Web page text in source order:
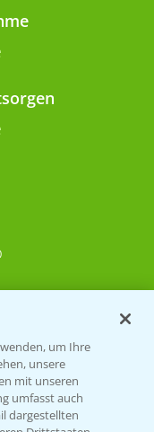
um Ihre
unsere
mit unseren
umfasst auch
dargestellten